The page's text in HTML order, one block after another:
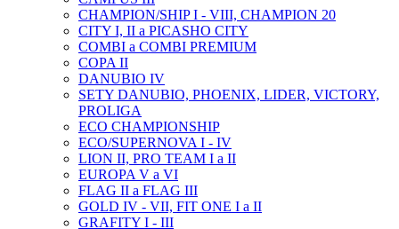
CHAMPION/SHIP I - VIII, CHAMPION 20
CITY I, II a PICASHO CITY
COMBI a COMBI PREMIUM
COPA II
DANUBIO IV
SETY DANUBIO, PHOENIX, LIDER, VICTORY,
PROLIGA
ECO CHAMPIONSHIP
ECO/SUPERNOVA I - IV
LION II, PRO TEAM I a II
EUROPA V a VI
FLAG II a FLAG III
GOLD IV - VII, FIT ONE I a II
GRAFITY I - III